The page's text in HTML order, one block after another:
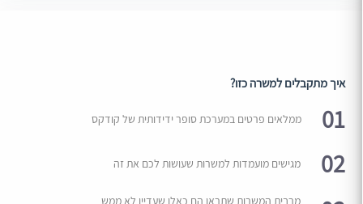
איך מתקבלים למשרה כזו?
01 ממלאים פרטים במערכת סופר ידידותית של קודקס
02 מגישים מועמדות למשרות שעושות לכם את זה
מרבית המשרות שתראו הם כאלו שעדיין לא ממש